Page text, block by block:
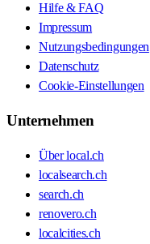
Hilfe & FAQ
Impressum
Nutzungsbedingungen
Datenschutz
Cookie-Einstellungen
Unternehmen
Über local.ch
localsearch.ch
search.ch
renovero.ch
localcities.ch